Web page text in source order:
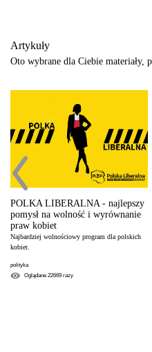
Artykuły
Oto wybrane dla Ciebie materiały,
POLKA LIBERALNA - najlepszy
pomysł na wolność i wyrównanie
praw kobiet
Najbardziej wolnościowy program dla polskich
kobiet.
polityka
Oglądane 22669 razy